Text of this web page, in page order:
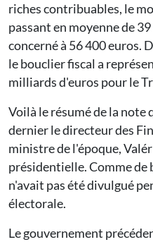
riches contribuables, le
passant en moyenne de
concerné à 56 400 euros.
le bouclier fiscal a
milliards d'euros pour le
Voilà le résumé de la note
dernier le directeur des
ministre de l'époque,
présidentielle. Comme de
n'avait pas été divulgué
électorale.
Le gouvernement